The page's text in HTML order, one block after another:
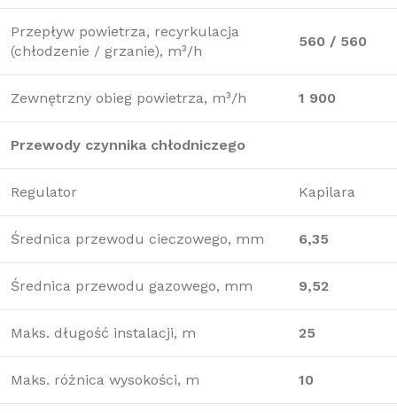
Przepływ powietrza, recyrkulacja
(chłodzenie / grzanie), m³/h
560 / 560
Zewnętrzny obieg powietrza, m³/h 1 900
Przewody czynnika chłodniczego
Regulator Kapilara
Średnica przewodu cieczowego, mm 6,35
Średnica przewodu gazowego, mm 9,52
Maks. długość instalacji, m 25
Maks. różnica wysokości, m 10